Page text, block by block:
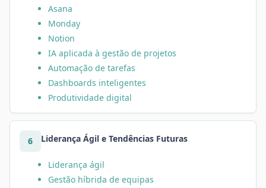
Asana
Monday
Notion
IA aplicada à gestão de projetos
Automação de tarefas
Dashboards inteligentes
Produtividade digital
6 Liderança Ágil e Tendências Futuras
Liderança ágil
Gestão híbrida de equipas